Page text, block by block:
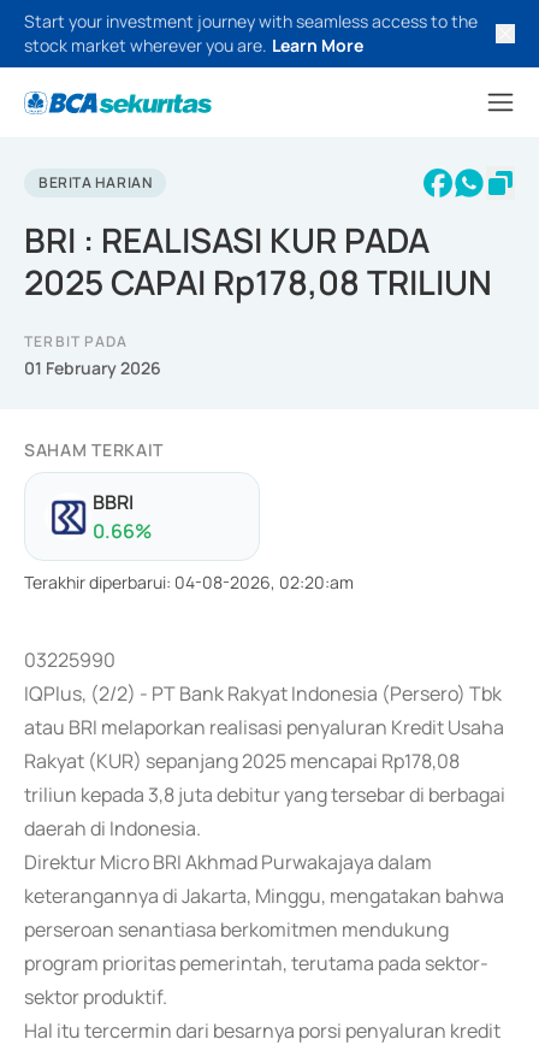
Start your investment journey with seamless access to the
stock market wherever you are. Learn More
BERITA HARIAN
BRI : REALISASI KUR PADA
2025 CAPAI Rp178,08 TRILIUN
TERBIT PADA
01 February 2026
SAHAM TERKAIT
BBRI
0.66%
Terakhir diperbarui: 04-08-2026, 02:20:am
03225990
IQPlus, (2/2) - PT Bank Rakyat Indonesia (Persero) Tbk
atau BRI melaporkan realisasi penyaluran Kredit Usaha
Rakyat (KUR) sepanjang 2025 mencapai Rp178,08
triliun kepada 3,8 juta debitur yang tersebar di berbagai
daerah di Indonesia.
Direktur Micro BRI Akhmad Purwakajaya dalam
keterangannya di Jakarta, Minggu, mengatakan bahwa
perseroan senantiasa berkomitmen mendukung
program prioritas pemerintah, terutama pada sektor-
sektor produktif.
Hal itu tercermin dari besarnya porsi penyaluran kredit